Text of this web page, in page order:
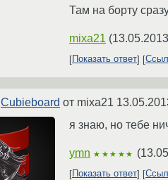
Там на борту
mixa21 (
Показать ответ
Сubieboard от mixa21
я знаю, но тебе
ymn ★★★★★ (
Показать ответ